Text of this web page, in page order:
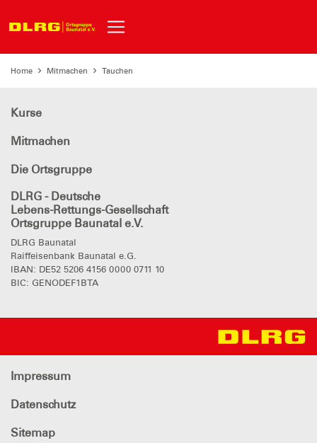
Home Mitmachen Tauchen
Kurse
Mitmachen
Die Ortsgruppe
DLRG - Deutsche
Lebens-Rettungs-Gesellschaft
Ortsgruppe Baunatal e.V.
DLRG Baunatal
Raiffeisenbank Baunatal e.G.
IBAN: DE52 5206 4156 0000 0711 10
BIC: GENODEF1BTA
Impressum
Datenschutz
Sitemap